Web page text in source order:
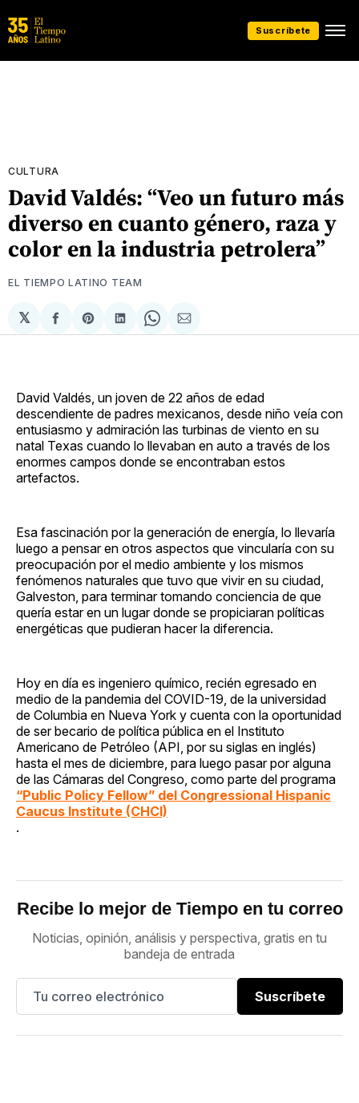
Suscríbete
CULTURA
David Valdés: “Veo un futuro más
diverso en cuanto género, raza y
color en la industria petrolera”
EL TIEMPO LATINO TEAM
𝕏
Compartir
en
Share
on
Compartir
en
Share
on
Compartir
via
David Valdés, un joven de 22 años de edad
descendiente de padres mexicanos, desde niño veía con
entusiasmo y admiración las turbinas de viento en su
natal Texas cuando lo llevaban en auto a través de los
enormes campos donde se encontraban estos
artefactos.
Esa fascinación por la generación de energía, lo llevaría
luego a pensar en otros aspectos que vincularía con su
preocupación por el medio ambiente y los mismos
fenómenos naturales que tuvo que vivir en su ciudad,
Galveston, para terminar tomando conciencia de que
quería estar en un lugar donde se propiciaran políticas
energéticas que pudieran hacer la diferencia.
Hoy en día es ingeniero químico, recién egresado en
medio de la pandemia del COVID-19, de la universidad
de Columbia en Nueva York y cuenta con la oportunidad
de ser becario de política pública en el Instituto
Americano de Petróleo (API, por su siglas en inglés)
hasta el mes de diciembre, para luego pasar por alguna
de las Cámaras del Congreso, como parte del programa
“Public Policy Fellow” del Congressional Hispanic
Caucus Institute (CHCI)
.
Recibe lo mejor de Tiempo en tu correo
Noticias, opinión, análisis y perspectiva, gratis en tu
bandeja de entrada
Suscríbete